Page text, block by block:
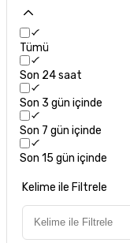
Tümü
Son 24 saat
Son 3 gün içinde
Son 7 gün içinde
Son 15 gün içinde
Kelime ile Filtrele